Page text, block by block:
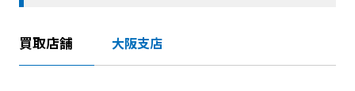
買取店舗 大阪支店